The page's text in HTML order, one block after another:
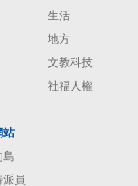
生活
地方
文教科技
社福人權
站
島
員